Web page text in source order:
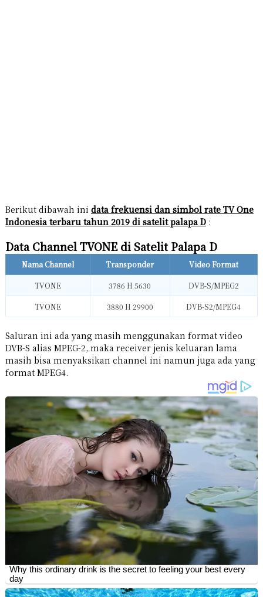
Berikut dibawah ini data frekuensi dan simbol rate TV One
Indonesia terbaru tahun 2019 di satelit palapa D:
Data Channel TVONE di Satelit Palapa D
Nama Channel Transponder Video Format
TVONE 3786 H 5630 DVB-S/MPEG2
TVONE 3880 H 29900 DVB-S2/MPEG4
Saluran ini ada yang masih menggunakan format video
DVB-S alias MPEG-2, maka receiver jenis keluaran lama
masih bisa menyaksikan channel ini namun juga ada yang
format MPEG4.